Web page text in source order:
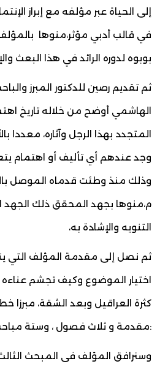
إلى الحياة عبر مؤلفه مع إبراز
في قالب أدبي مؤثر،منوها
بوبوه لدوره الرائد في هذا البعث
ثم تقديم رصين للدكتور المبرز
الهاشمي أوضح من خلاله تاريخ
المتجدد بهذا الرجل وآثاره، معددا
وجد عندهم أي تأليف أو اهتمام
م،منوها بجهد المحقق ذلك الجهد
التنويه والإشادة به،
ثم نصل إلى مقدمة المؤلف التي
اختيار الموضوع وكيف تجشم
كثرة العراقيل وبعد الشقة، مبرزا
:مقدمة و ثلاث فصول ، وستة
وسنرافق المؤلف فى المبحث